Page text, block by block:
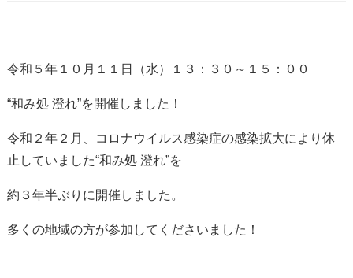
令和５年１０月１１日（水）１３：３０～１５：００
“和み処 澄れ”を開催しました！
令和２年２月、コロナウイルス感染症の感染拡大により休
止していました“和み処 澄れ”を
約３年半ぶりに開催しました。
多くの地域の方が参加してくださいました！